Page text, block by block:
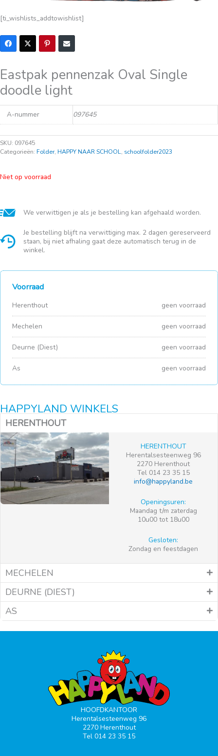
[ti_wishlists_addtowishlist]
Eastpak pennenzak Oval Single
doodle light
A-nummer 097645
SKU: 097645
Categorieën: Folder, HAPPY NAAR SCHOOL, schoolfolder2023
Niet op voorraad
We verwittigen je als je bestelling kan afgehaald worden.
Je bestelling blijft na verwittiging max. 2 dagen gereserveerd
staan, bij niet afhaling gaat deze automatisch terug in de
winkel.
Voorraad
Herenthout geen voorraad
Mechelen geen voorraad
Deurne (Diest) geen voorraad
As geen voorraad
HAPPYLAND WINKELS
HERENTHOUT
HERENTHOUT
Herentalsesteenweg 96
2270 Herenthout
Tel 014 23 35 15
info@happyland.be
Openingsuren:
Maandag t/m zaterdag
10u00 tot 18u00
Gesloten:
Zondag en feestdagen
MECHELEN
DEURNE (DIEST)
AS
HOOFDKANTOOR
Herentalsesteenweg 96
2270 Herenthout
Tel 014 23 35 15